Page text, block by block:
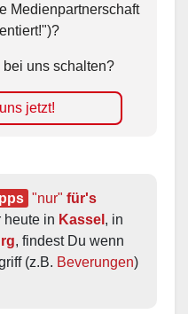
Medienpartnerschaft
uns schalten?
jetzt!
"nur" für's
heute in Kassel
, findest Du wenn
(z.B. Beverungen)